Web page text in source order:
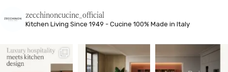
zecchinoncucine_official
Kitchen Living Since 1949 - Cucine 100% Made in Italy